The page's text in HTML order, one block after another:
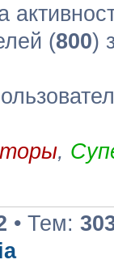
(800)
,
• Тем: